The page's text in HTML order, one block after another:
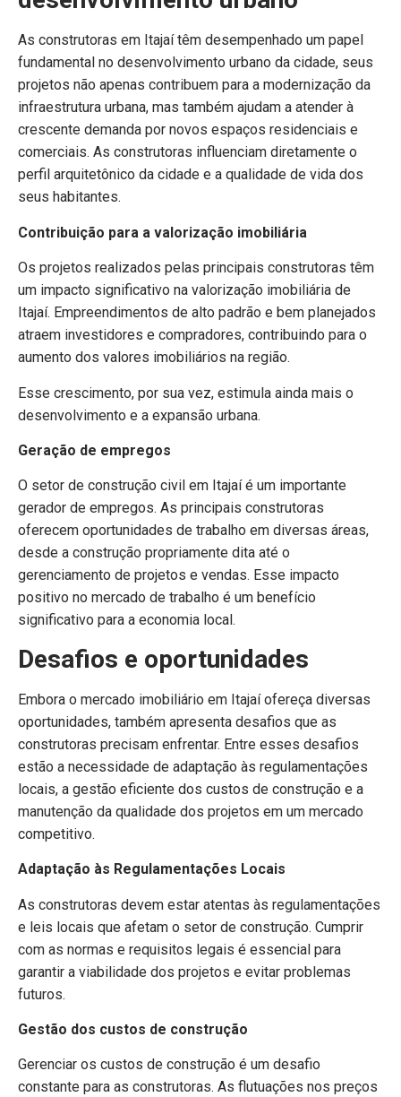
As construtoras em Itajaí têm desempenhado um papel
fundamental no desenvolvimento urbano da cidade, seus
projetos não apenas contribuem para a modernização da
infraestrutura urbana, mas também ajudam a atender à
crescente demanda por novos espaços residenciais e
comerciais. As construtoras influenciam diretamente o
perfil arquitetônico da cidade e a qualidade de vida dos
seus habitantes.
Contribuição para a valorização imobiliária
Os projetos realizados pelas principais construtoras têm
um impacto significativo na valorização imobiliária de
Itajaí. Empreendimentos de alto padrão e bem planejados
atraem investidores e compradores, contribuindo para o
aumento dos valores imobiliários na região.
Esse crescimento, por sua vez, estimula ainda mais o
desenvolvimento e a expansão urbana.
Geração de empregos
O setor de construção civil em Itajaí é um importante
gerador de empregos. As principais construtoras
oferecem oportunidades de trabalho em diversas áreas,
desde a construção propriamente dita até o
gerenciamento de projetos e vendas. Esse impacto
positivo no mercado de trabalho é um benefício
significativo para a economia local.
Desafios e oportunidades
Embora o mercado imobiliário em Itajaí ofereça diversas
oportunidades, também apresenta desafios que as
construtoras precisam enfrentar. Entre esses desafios
estão a necessidade de adaptação às regulamentações
locais, a gestão eficiente dos custos de construção e a
manutenção da qualidade dos projetos em um mercado
competitivo.
Adaptação às Regulamentações Locais
As construtoras devem estar atentas às regulamentações
e leis locais que afetam o setor de construção. Cumprir
com as normas e requisitos legais é essencial para
garantir a viabilidade dos projetos e evitar problemas
futuros.
Gestão dos custos de construção
Gerenciar os custos de construção é um desafio
constante para as construtoras. As flutuações nos preços